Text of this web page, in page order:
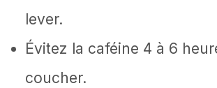
lever.
Évitez la caféine 4 à 6
coucher.